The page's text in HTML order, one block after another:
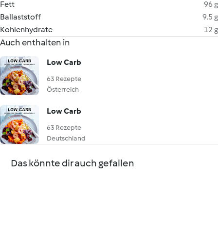
Fett
96 g
Ballaststoff
9.5 g
Kohlenhydrate
12 g
Auch enthalten in
Low Carb
63 Rezepte
Österreich
Low Carb
63 Rezepte
Deutschland
Das könnte dir auch gefallen